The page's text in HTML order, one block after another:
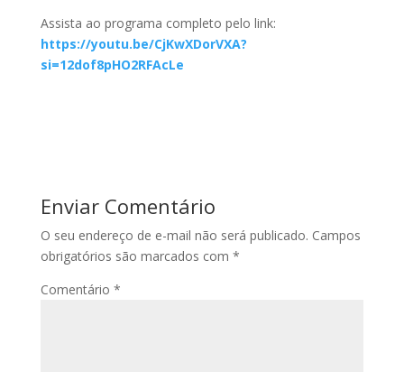
Assista ao programa completo pelo link:
https://youtu.be/CjKwXDorVXA?
si=12dof8pHO2RFAcLe
Enviar Comentário
O seu endereço de e-mail não será publicado. Campos
obrigatórios são marcados com *
Comentário *